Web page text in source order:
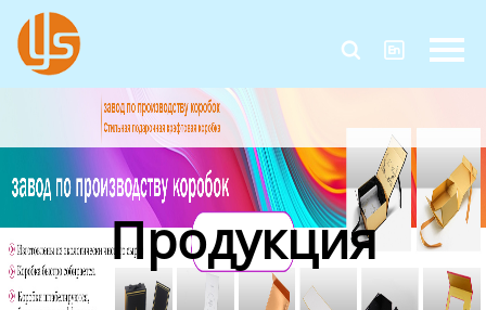
 
Главная
Продукция
О Нас
Контакты Продукция